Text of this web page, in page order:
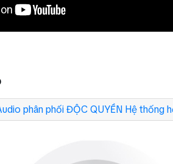
phân phối ĐỘC QUYỀN Hệ thống